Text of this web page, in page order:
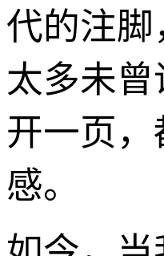
代的注
太多未
开一页
感。